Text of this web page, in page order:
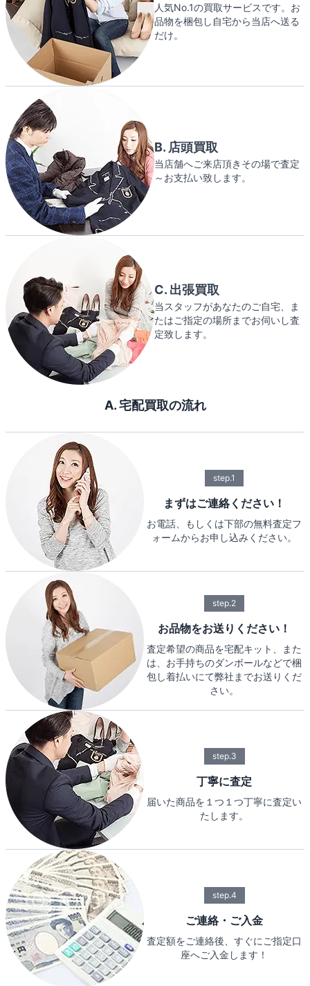
人気No.1の買取サービスです。お
品物を梱包し自宅から当店へ送る
だけ。
B. 店頭買取
当店舗へご来店頂きその場で査定
～お支払い致します。
C. 出張買取
当スタッフがあなたのご自宅、ま
たはご指定の場所までお伺いし査
定致します。
A. 宅配買取の流れ
step.1
まずはご連絡ください！
お電話、もしくは下部の無料査定フ
ォームからお申し込みください。
step.2
お品物をお送りください！
査定希望の商品を宅配キット、また
は、お手持ちのダンボールなどで梱
包し着払いにて弊社までお送りくだ
さい。
step.3
丁寧に査定
届いた商品を１つ１つ丁寧に査定い
たします。
step.4
ご連絡・ご入金
査定額をご連絡後、すぐにご指定口
座へご入金します！